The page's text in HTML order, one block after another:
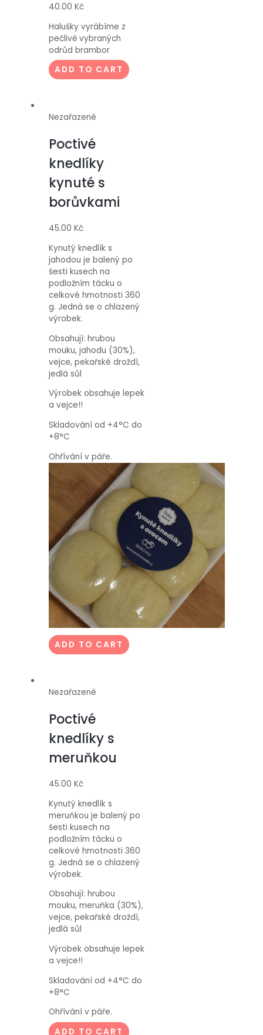
40.00 Kč
Halušky vyrábíme z
pečlivě vybraných
odrůd brambor
ADD TO CART
Nezařazené
Poctivé
knedlíky
kynuté s
borůvkami
45.00 Kč
Kynutý knedlík s
jahodou je balený po
šesti kusech na
podložním tácku o
celkové hmotnosti 360
g. Jedná se o chlazený
výrobek.
Obsahují: hrubou
mouku, jahodu (30%),
vejce, pekařské droždí,
jedlá sůl
Výrobek obsahuje lepek
a vejce!!
Skladování od +4°C do
+8°C
Ohřívání v páře.
ADD TO CART
Nezařazené
Poctivé
knedlíky s
meruňkou
45.00 Kč
Kynutý knedlík s
meruňkou je balený po
šesti kusech na
podložním tácku o
celkové hmotnosti 360
g. Jedná se o chlazený
výrobek.
Obsahují: hrubou
mouku, meruňka (30%),
vejce, pekařské droždí,
jedlá sůl
Výrobek obsahuje lepek
a vejce!!
Skladování od +4°C do
+8°C
Ohřívání v páře.
ADD TO CART